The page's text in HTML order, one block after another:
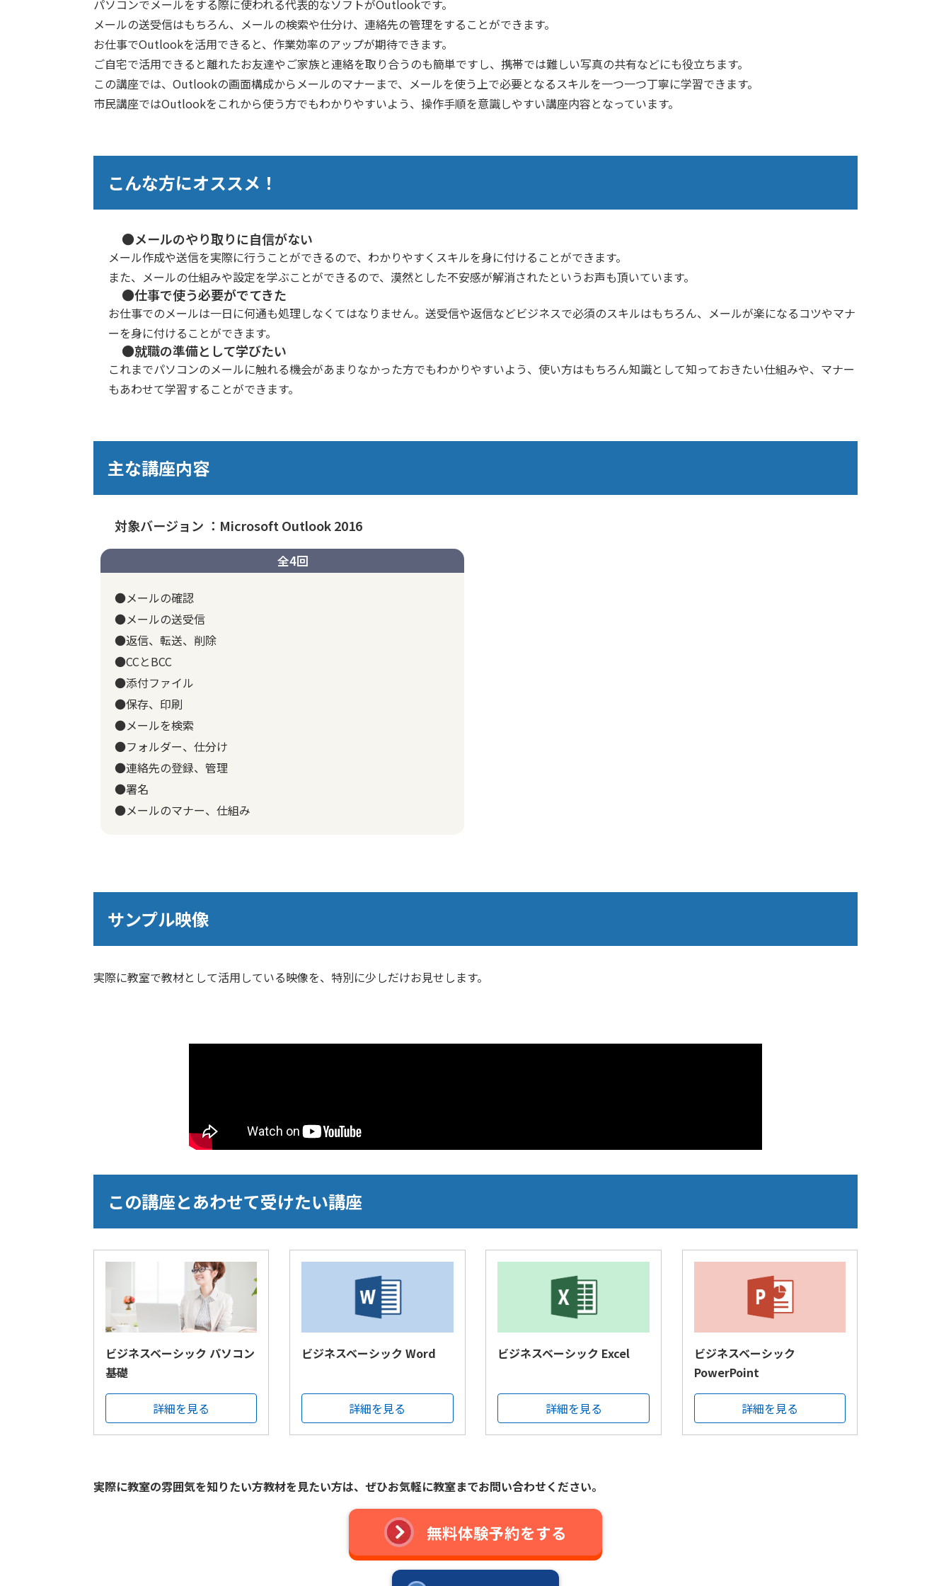
パソコンでメールをする際に使われる代表的なソフトがOutlookです。
メールの送受信はもちろん、メールの検索や仕分け、連絡先の管理をすることができます。
お仕事でOutlookを活用できると、作業効率のアップが期待できます。
ご自宅で活用できると離れたお友達やご家族と連絡を取り合うのも簡単ですし、携帯では難しい写真の共有などにも役立ちます。
この講座では、Outlookの画面構成からメールのマナーまで、メールを使う上で必要となるスキルを一つ一つ丁寧に学習できます。
市民講座ではOutlookをこれから使う方でもわかりやすいよう、操作手順を意識しやすい講座内容となっています。
こんな方にオススメ！
●メールのやり取りに自信がない
メール作成や送信を実際に行うことができるので、わかりやすくスキルを身に付けることができます。
また、メールの仕組みや設定を学ぶことができるので、漠然とした不安感が解消されたというお声も頂いています。
●仕事で使う必要がでてきた
お仕事でのメールは一日に何通も処理しなくてはなりません。送受信や返信などビジネスで必須のスキルはもちろん、メールが楽になるコツやマナ
ーを身に付けることができます。
●就職の準備として学びたい
これまでパソコンのメールに触れる機会があまりなかった方でもわかりやすいよう、使い方はもちろん知識として知っておきたい仕組みや、マナー
もあわせて学習することができます。
主な講座内容
対象バージョン ：Microsoft Outlook 2016
全4回
●メールの確認
●メールの送受信
●返信、転送、削除
●CCとBCC
●添付ファイル
●保存、印刷
●メールを検索
●フォルダー、仕分け
●連絡先の登録、管理
●署名
●メールのマナー、仕組み
サンプル映像
実際に教室で教材として活用している映像を、特別に少しだけお見せします。
この講座とあわせて受けたい講座
ビジネスベーシック パソコン
基礎
詳細を見る
ビジネスベーシック Word
詳細を見る
ビジネスベーシック Excel
詳細を見る
ビジネスベーシック
PowerPoint
詳細を見る
実際に教室の雰囲気を知りたい方教材を見たい方は、 ぜひお気軽に教室までお問い合わせください。
無料体験予約をする